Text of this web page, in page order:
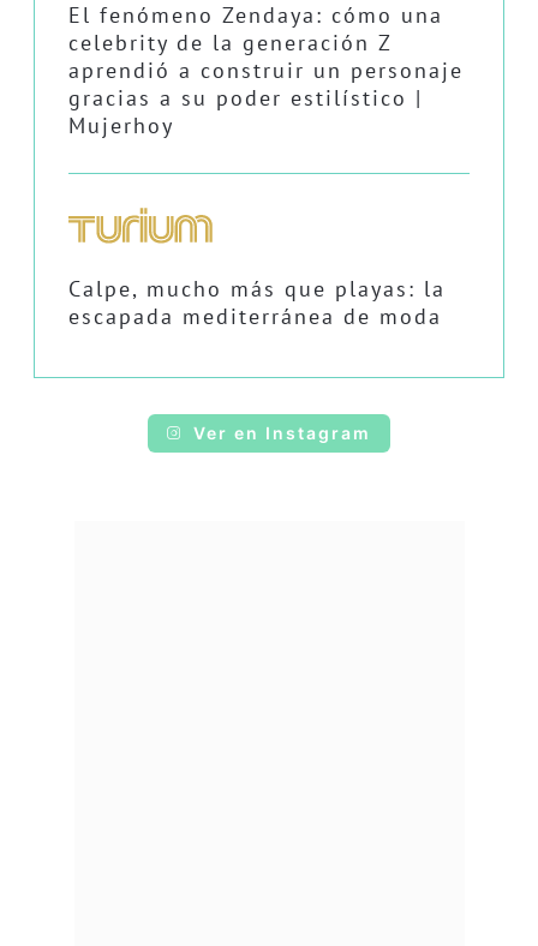
El fenómeno Zendaya: cómo una
celebrity de la generación Z
aprendió a construir un personaje
gracias a su poder estilístico |
Mujerhoy
Calpe, mucho más que playas: la
escapada mediterránea de moda
Ver en Instagram